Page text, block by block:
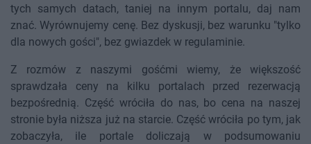
tych samych datach, taniej na innym portalu, daj nam
znać. Wyrównujemy cenę. Bez dyskusji, bez warunku "tylko
dla nowych gości", bez gwiazdek w regulaminie.
Z rozmów z naszymi gośćmi wiemy, że większość
sprawdzała ceny na kilku portalach przed rezerwacją
bezpośrednią. Część wróciła do nas, bo cena na naszej
stronie była niższa już na starcie. Część wróciła po tym, jak
zobaczyła, ile portale doliczają w podsumowaniu